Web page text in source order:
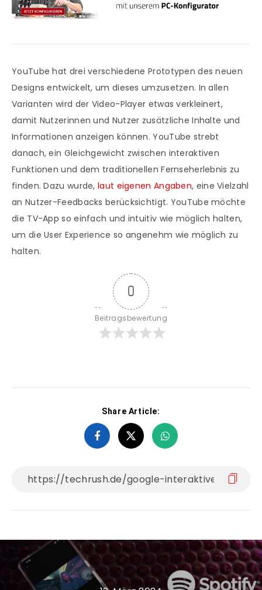
YouTube hat drei verschiedene Prototypen des neuen
Designs entwickelt, um dieses umzusetzen. In allen
Varianten wird der Video-Player etwas verkleinert,
damit Nutzerinnen und Nutzer zusätzliche Inhalte und
Informationen anzeigen können. YouTube strebt
danach, ein Gleichgewicht zwischen interaktiven
Funktionen und dem traditionellen Fernseherlebnis zu
finden. Dazu wurde,laut eigenen Angaben, eine Vielzahl
an Nutzer-Feedbacks berücksichtigt. YouTube möchte
die TV-App so einfach und intuitiv wie möglich halten,
um die User Experience so angenehm wie möglich zu
halten.
0
Beitragsbewertung
Share Article: